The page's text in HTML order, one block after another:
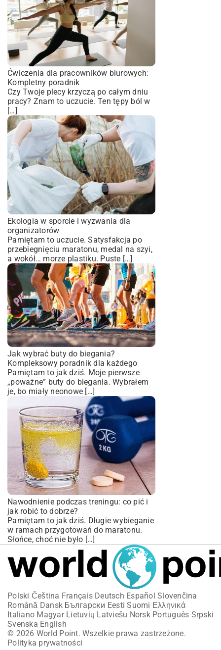
Ćwiczenia dla pracowników biurowych:
Kompletny poradnik
Czy Twoje plecy krzyczą po całym dniu
pracy? Znam to uczucie. Ten tępy ból w
[…]
Ekologia w sporcie i wyzwania dla
organizatorów
Pamiętam to uczucie. Satysfakcja po
przebiegnięciu maratonu, medal na szyi,
a wokół… morze plastiku. Puste […]
Jak wybrać buty do biegania?
Kompleksowy poradnik dla każdego
Pamiętam to jak dziś. Moje pierwsze
„poważne” buty do biegania. Wybrałem
je, bo miały neonowe […]
Nawodnienie podczas treningu: co pić i
jak robić to dobrze?
Pamiętam to jak dziś. Długie wybieganie
w ramach przygotowań do maratonu.
Słońce, choć nie było […]
Polski Čeština Français Deutsch Español Slovenčina
Română Dansk Български Eesti Suomi Ελληνικά
Italiano Magyar Lietuvių Latviešu Norsk Português Srpski
Svenska English
© 2026 World Point. Wszelkie prawa zastrzeżone.
Polityka prywatności